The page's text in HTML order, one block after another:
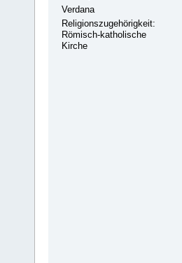
Verdana
Religionszugehörigkeit:
Römisch-katholische
Kirche